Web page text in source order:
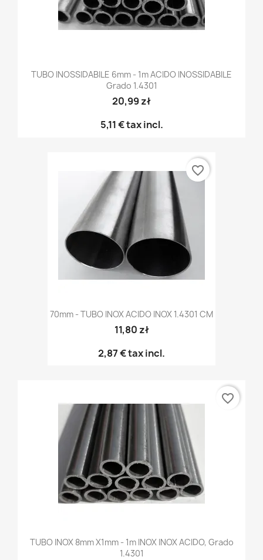
TUBO INOSSIDABILE 6mm - 1m ACIDO INOSSIDABILE
Grado 1.4301
20,99 zł
5,11 €tax incl.
70mm - TUBO INOX ACIDO INOX 1.4301 CM
11,80 zł
2,87 €tax incl.
favorite_border
TUBO INOX 8mm X1mm - 1m INOX INOX ACIDO, Grado
1.4301
favorite_border